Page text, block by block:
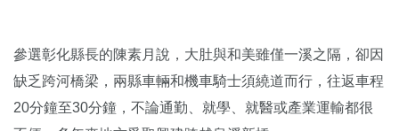
參選彰化縣長的陳素月說，大肚與和美雖僅一溪之隔，卻因
缺乏跨河橋梁，兩縣車輛和機車騎士須繞道而行，往返車程
20分鐘至30分鐘，不論通勤、就學、就醫或產業運輸都很